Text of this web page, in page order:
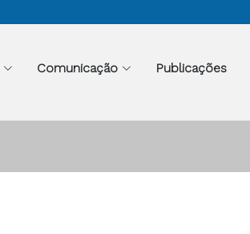
Comunicação Publicações